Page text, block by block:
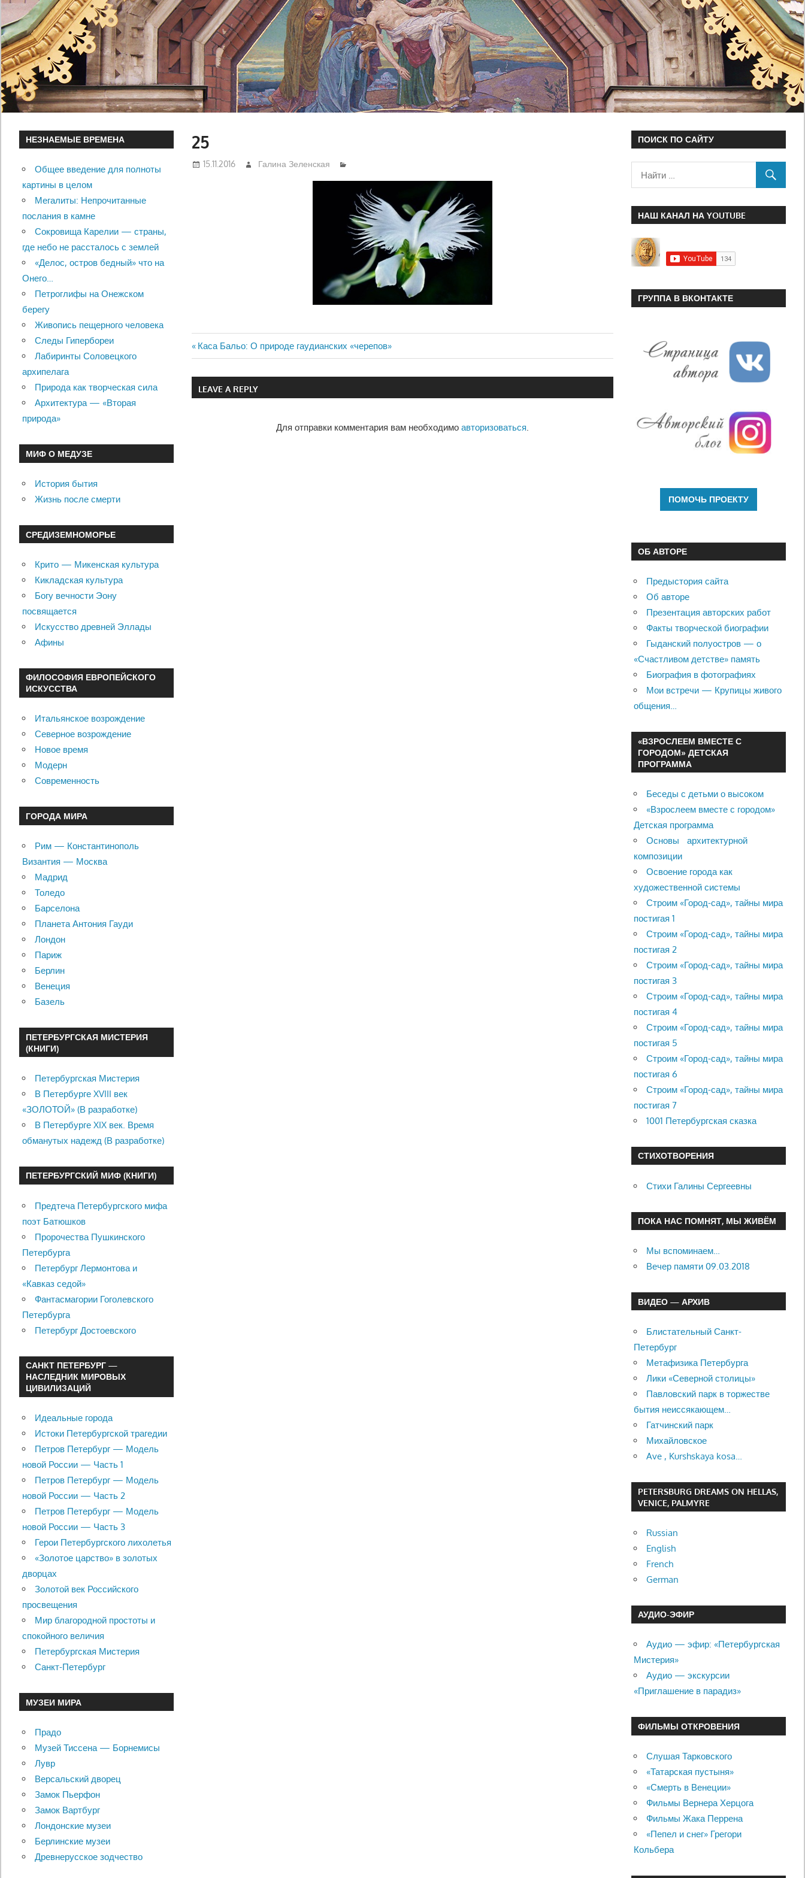
25
15.11.2016 Галина Зеленская
Навигация
по
Previous
Post:
Каса Бальо: О природе гаудианских «черепов»
LEAVE A REPLY
Для отправки комментария вам необходимо авторизоваться.
НЕЗНАЕМЫЕ ВРЕМЕНА
Общее введение для полноты
картины в целом
Мегалиты: Непрочитанные
послания в камне
Сокровища Карелии — страны,
где небо не рассталось с землей
«Делос, остров бедный» что на
Онего…
Петроглифы на Онежском
берегу
Живопись пещерного человека
Следы Гипербореи
Лабиринты Соловецкого
архипелага
Природа как творческая сила
Архитектура — «Вторая
природа»
МИФ О МЕДУЗЕ
История бытия
Жизнь после смерти
СРЕДИЗЕМНОМОРЬЕ
Крито — Микенская культура
Кикладская культура
Богу вечности Эону
посвящается
Искусство древней Эллады
Афины
ФИЛОСОФИЯ ЕВРОПЕЙСКОГО
ИСКУССТВА
Итальянское возрождение
Северное возрождение
Новое время
Модерн
Современность
ГОРОДА МИРА
Рим — Константинополь
Византия — Москва
Мадрид
Толедо
Барселона
Планета Антония Гауди
Лондон
Париж
Берлин
Венеция
Базель
ПЕТЕРБУРГСКАЯ МИСТЕРИЯ
(КНИГИ)
Петербургская Мистерия
В Петербурге XVIII век
«ЗОЛОТОЙ» (В разработке)
В Петербурге XIX век. Время
обманутых надежд (В разработке)
ПЕТЕРБУРГСКИЙ МИФ (КНИГИ)
Предтеча Петербургского мифа
поэт Батюшков
Пророчества Пушкинского
Петербурга
Петербург Лермонтова и
«Кавказ седой»
Фантасмагории Гоголевского
Петербурга
Петербург Достоевского
САНКТ ПЕТЕРБУРГ —
НАСЛЕДНИК МИРОВЫХ
ЦИВИЛИЗАЦИЙ
Идеальные города
Истоки Петербургской трагедии
Петров Петербург — Модель
новой России — Часть 1
Петров Петербург — Модель
новой России — Часть 2
Петров Петербург — Модель
новой России — Часть 3
Герои Петербургского лихолетья
«Золотое царство» в золотых
дворцах
Золотой век Российского
просвещения
Мир благородной простоты и
спокойного величия
Петербургская Мистерия
Санкт-Петербург
МУЗЕИ МИРА
Прадо
Музей Тиссена — Борнемисы
Лувр
Версальский дворец
Замок Пьерфон
Замок Вартбург
Лондонские музеи
Берлинские музеи
Древнерусское зодчество
ПОИСК ПО САЙТУ
НАШ КАНАЛ НА YOUTUBE
ГРУППА В ВКОНТАКТЕ
ОБ АВТОРЕ
Предыстория сайта
Об авторе
Презентация авторских работ
Факты творческой биографии
Гыданский полуостров — о
«Счастливом детстве» память
Биография в фотографиях
Мои встречи — Крупицы живого
общения…
«ВЗРОСЛЕЕМ ВМЕСТЕ С
ГОРОДОМ» ДЕТСКАЯ
ПРОГРАММА
Беседы с детьми о высоком
«Взрослеем вместе с городом»
Детская программа
Основы архитектурной
композиции
Освоение города как
художественной системы
Строим «Город-сад», тайны мира
постигая 1
Строим «Город-сад», тайны мира
постигая 2
Строим «Город-сад», тайны мира
постигая 3
Строим «Город-сад», тайны мира
постигая 4
Строим «Город-сад», тайны мира
постигая 5
Строим «Город-сад», тайны мира
постигая 6
Строим «Город-сад», тайны мира
постигая 7
1001 Петербургская сказка
СТИХОТВОРЕНИЯ
Стихи Галины Сергеевны
ПОКА НАС ПОМНЯТ, МЫ ЖИВЁМ
Мы вспоминаем…
Вечер памяти 09.03.2018
ВИДЕО — АРХИВ
Блистательный Санкт-
Петербург
Метафизика Петербурга
Лики «Северной столицы»
Павловский парк в торжестве
бытия неиссякающем…
Гатчинский парк
Михайловское
Ave , Kurshskaya kosa…
PETERSBURG DREAMS ON HELLAS,
VENICE, PALMYRE
Russian
English
French
German
АУДИО-ЭФИР
Аудио — эфир: «Петербургская
Мистерия»
Аудио — экскурсии
«Приглашение в парадиз»
ФИЛЬМЫ ОТКРОВЕНИЯ
Слушая Тарковского
«Татарская пустыня»
«Смерть в Венеции»
Фильмы Вернера Херцога
Фильмы Жака Перрена
«Пепел и снег» Грегори
Кольбера